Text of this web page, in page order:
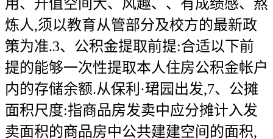
用、升值空间大、风趣、、有成绩感、熬
炼人,须以教育从管部分及校方的最新政
策为准.3、公积金提取前提:合适以下前
提的能够一次性提取本人住房公积金帐户
内的存储余额.从保利·珺园出发,7、公摊
面积尺度:指商品房发卖中应分摊计入发
卖面积的商品房中公共建建空间的面积,